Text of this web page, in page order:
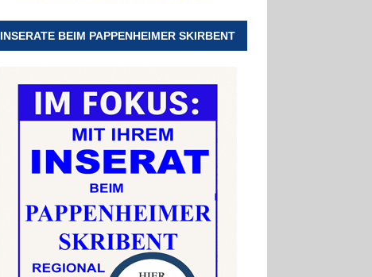
INSERATE BEIM PAPPENHEIMER SKIRBENT